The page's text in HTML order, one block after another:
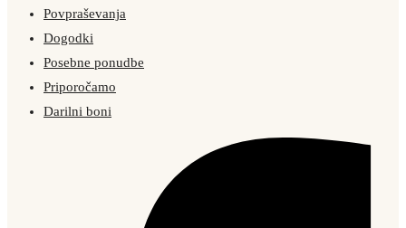
Povpraševanja
Dogodki
Posebne ponudbe
Priporočamo
Darilni boni